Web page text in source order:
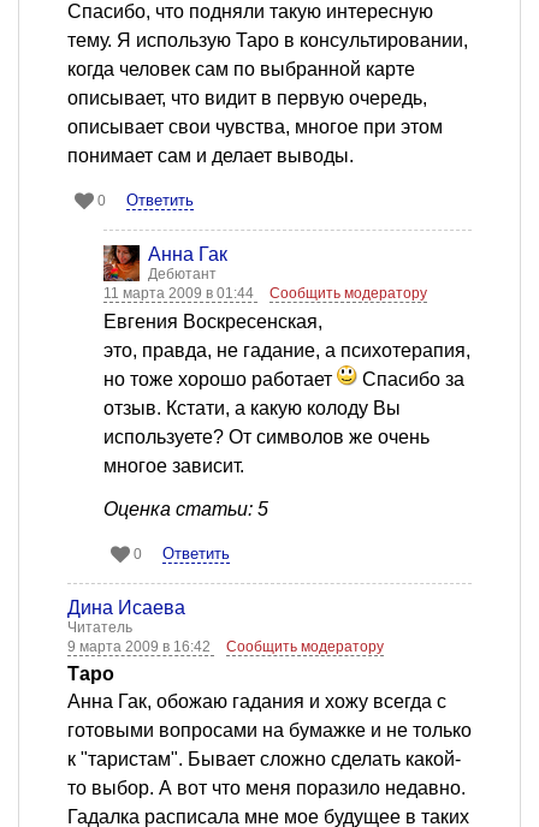
Спасибо, что подняли такую интересную
тему. Я использую Таро в консультировании,
когда человек сам по выбранной карте
описывает, что видит в первую очередь,
описывает свои чувства, многое при этом
понимает сам и делает выводы.
0 Ответить
Анна Гак
Дебютант
11 марта 2009 в 01:44
Сообщить модератору
Евгения Воскресенская,
это, правда, не гадание, а психотерапия,
но тоже хорошо работает
Спасибо за
отзыв. Кстати, а какую колоду Вы
используете? От символов же очень
многое зависит.
Оценка статьи: 5
0 Ответить
Дина Исаева
Читатель
9 марта 2009 в 16:42
Сообщить модератору
Таро
Анна Гак, обожаю гадания и хожу всегда с
готовыми вопросами на бумажке и не только
к "таристам". Бывает сложно сделать какой-
то выбор. А вот что меня поразило недавно.
Гадалка расписала мне мое будущее в таких